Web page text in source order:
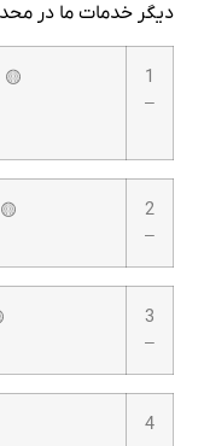
دیگر خدمات ما در
🟡
🟡
🟡